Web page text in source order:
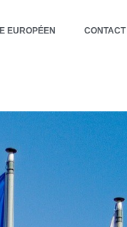
EUROPÉEN CONTACT